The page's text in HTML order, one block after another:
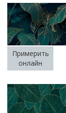
Примерить
онлайн